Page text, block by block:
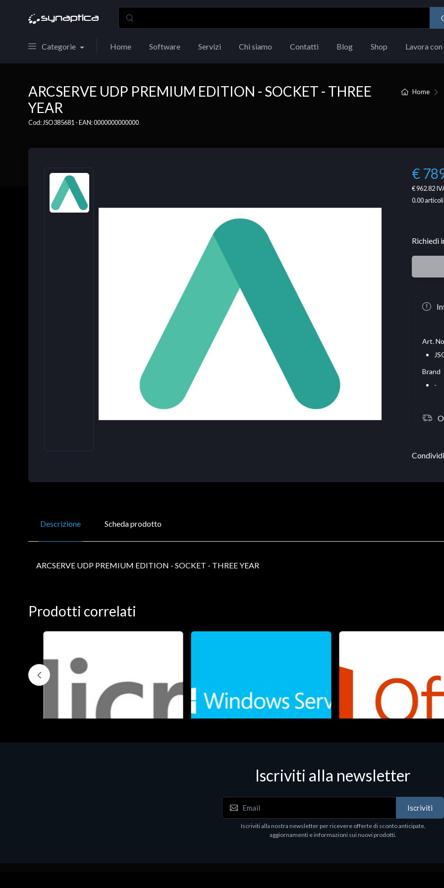
Categorie Home Software Servizi Chi siamo Contatti Blog Shop Lavora con
Home
ARCSERVE UDP PREMIUM EDITION - SOCKET - THREE
YEAR
Cod: JSO385681 - EAN: 0000000000000
€
€ 962.82
0.00
Richiedi
Art.
Brand
-
Descrizione Scheda prodotto
ARCSERVE UDP PREMIUM EDITION - SOCKET - THREE YEAR
Prodotti correlati
Software - Office Productivity Software - Office Productivity
Iscriviti alla newsletter
Iscriviti
Iscriviti alla nostra newsletter per ricevere offerte di sconto anticipate,
aggiornamenti e informazioni sui nuovi prodotti.